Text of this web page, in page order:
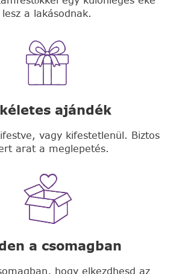
lesz a lakásodnak.
ajándék
vagy kifestetlenül. Biztos
arat a meglepetés.
a csomagban
hogy elkezdhesd az